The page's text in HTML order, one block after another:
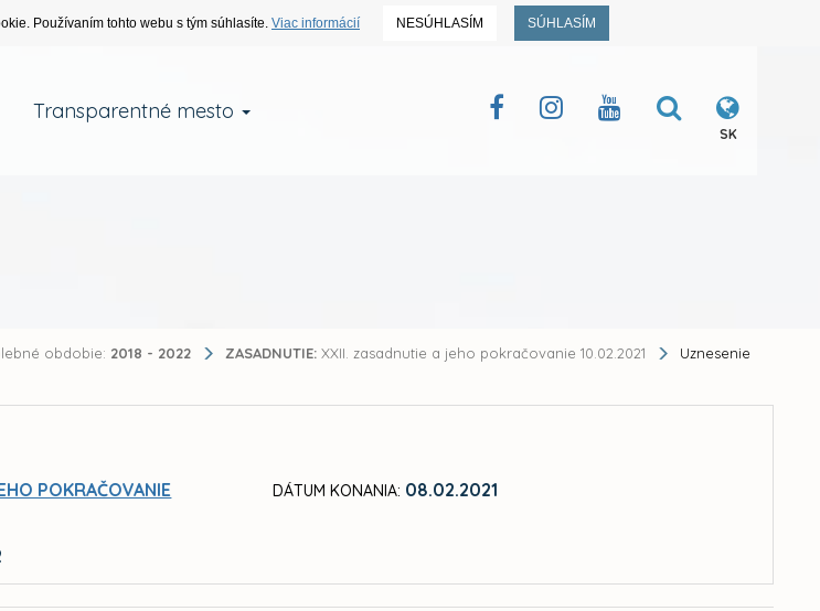
Používaním tohto webu s tým súhlasíte. Viac informácií NESÚHLASÍM SÚHLASÍM
Transparentné mesto
SK
obdobie: 2018 - 2022 ZASADNUTIE: XXII. zasadnutie a jeho pokračovanie 10.02.2021
Uznesenie
POKRAČOVANIE
DÁTUM KONANIA: 08.02.2021